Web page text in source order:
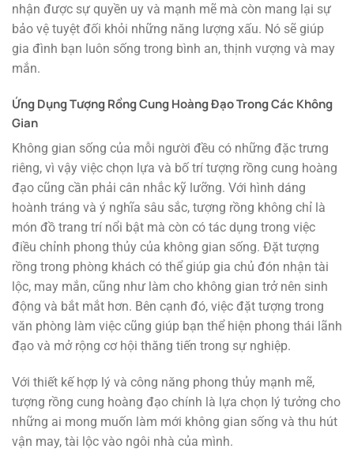
nhận được sự quyền uy và mạnh mẽ mà còn mang lại sự
bảo vệ tuyệt đối khỏi những năng lượng xấu. Nó sẽ giúp
gia đình bạn luôn sống trong bình an, thịnh vượng và may
mắn.
Ứng Dụng Tượng Rồng Cung Hoàng Đạo Trong Các Không
Gian
Không gian sống của mỗi người đều có những đặc trưng
riêng, vì vậy việc chọn lựa và bố trí tượng rồng cung hoàng
đạo cũng cần phải cân nhắc kỹ lưỡng. Với hình dáng
hoành tráng và ý nghĩa sâu sắc, tượng rồng không chỉ là
món đồ trang trí nổi bật mà còn có tác dụng trong việc
điều chỉnh phong thủy của không gian sống. Đặt tượng
rồng trong phòng khách có thể giúp gia chủ đón nhận tài
lộc, may mắn, cũng như làm cho không gian trở nên sinh
động và bắt mắt hơn. Bên cạnh đó, việc đặt tượng trong
văn phòng làm việc cũng giúp bạn thể hiện phong thái lãnh
đạo và mở rộng cơ hội thăng tiến trong sự nghiệp.
Với thiết kế hợp lý và công năng phong thủy mạnh mẽ,
tượng rồng cung hoàng đạo chính là lựa chọn lý tưởng cho
những ai mong muốn làm mới không gian sống và thu hút
vận may, tài lộc vào ngôi nhà của mình.